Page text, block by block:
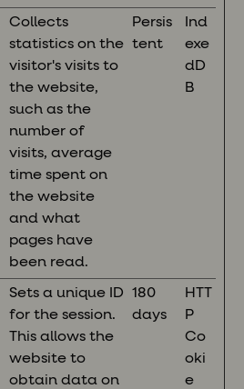
Collects
statistics on the
visitor's visits to
the website,
such as the
number of
visits, average
time spent on
the website
and what
pages have
been read.
Persis
tent
Ind
exe
dD
B
Sets a unique ID
for the session.
This allows the
website to
obtain data on
180
days
HTT
P
Co
oki
e